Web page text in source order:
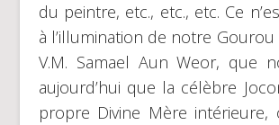
du peintre, etc., etc., etc. Ce
à l’illumination de notre Gourou
V.M. Samael Aun Weor, que
aujourd’hui que la célèbre
propre Divine Mère intérieure,